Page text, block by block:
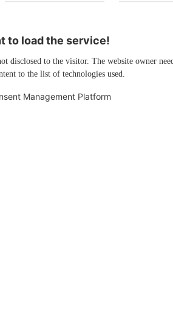
to load the service!
disclosed to the visitor. The website owner
to the list of technologies used.
Management Platform